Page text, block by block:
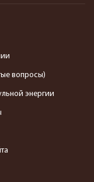
вопросы)
энергии